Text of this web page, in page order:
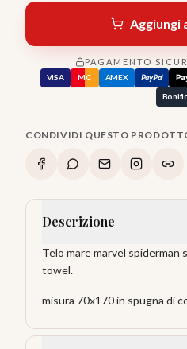
Aggiungi
PAGAMENTO
VISA MC AMEX PayPal
CONDIVIDI QUESTO
Descrizione
Telo mare marvel spiderman
towel.
misura 70x170 in spugna di